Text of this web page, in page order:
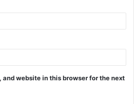
and website in this browser for the next